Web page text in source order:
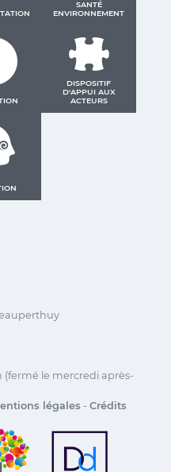
SANTÉ
ENVIRONNEMENT
DISPOSITIF
D'APPUI AUX
ACTEURS
Saint-Martin, Saint
(fermé le mercredi après-
légales - Crédits